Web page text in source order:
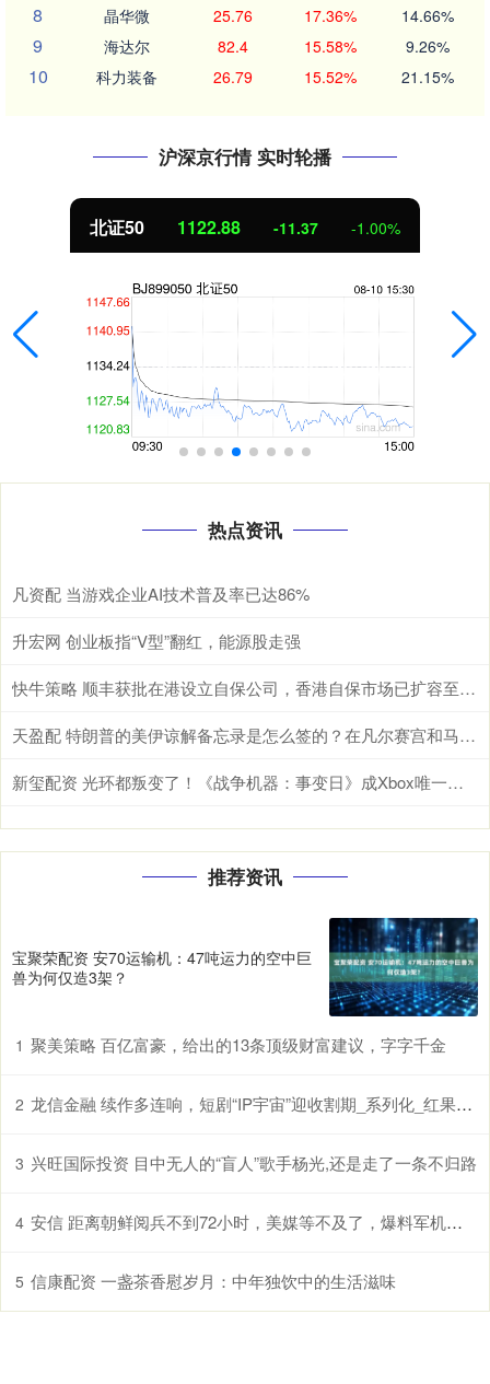
8 晶华微 25.76 17.36% 14.66%
9 海达尔 82.4 15.58% 9.26%
10 科力装备 26.79 15.52% 21.15%
沪深京行情 实时轮播
北证50 1122.88 -11.37 -1.00%
热点资讯
凡资配 当游戏企业AI技术普及率已达86%
升宏网 创业板指“V型”翻红，能源股走强
快牛策略 顺丰获批在港设立自保公司，香港自保市场已扩容至9家
天盈配 特朗普的美伊谅解备忘录是怎么签的？在凡尔赛宫和马克龙用餐时突提签署要求
新玺配资 光环都叛变了！《战争机器：事变日》成Xbox唯一独占大作
推荐资讯
宝聚荣配资 安70运输机：47吨运力的空中巨
兽为何仅造3架？
1 聚美策略 百亿富豪，给出的13条顶级财富建议，字字千金
2 龙信金融 续作多连响，短剧“IP宇宙”迎收割期_系列化_红果_热度
3 兴旺国际投资 目中无人的“盲人”歌手杨光,还是走了一条不归路
4 安信 距离朝鲜阅兵不到72小时，美媒等不及了，爆料军机遭歼16挂弹驱离
5 信康配资 一盏茶香慰岁月：中年独饮中的生活滋味